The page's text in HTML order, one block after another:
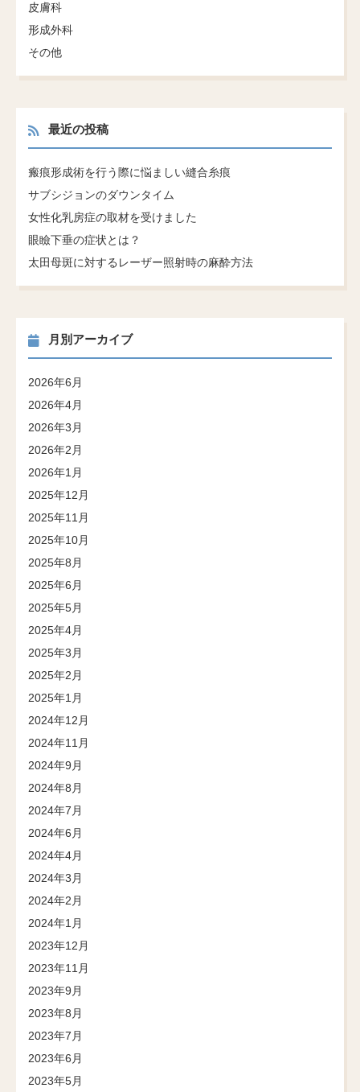
皮膚科
形成外科
その他
最近の投稿
瘢痕形成術を行う際に悩ましい縫合糸痕
サブシジョンのダウンタイム
女性化乳房症の取材を受けました
眼瞼下垂の症状とは？
太田母斑に対するレーザー照射時の麻酔方法
月別アーカイブ
2026年6月
2026年4月
2026年3月
2026年2月
2026年1月
2025年12月
2025年11月
2025年10月
2025年8月
2025年6月
2025年5月
2025年4月
2025年3月
2025年2月
2025年1月
2024年12月
2024年11月
2024年9月
2024年8月
2024年7月
2024年6月
2024年4月
2024年3月
2024年2月
2024年1月
2023年12月
2023年11月
2023年9月
2023年8月
2023年7月
2023年6月
2023年5月